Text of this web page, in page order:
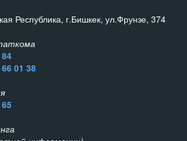
Республика, г.Бишкек, ул.Фрунзе, 374
66 01 38